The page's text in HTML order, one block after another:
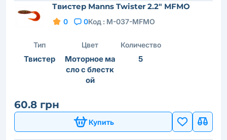
Твистер Manns Twister 2.2" MFMO
0 0Код : M-037-MFMO
Тип
Твистер
Цвет
Моторное ма
сло с блестк
ой
Количество
5
60.8 грн
Купить